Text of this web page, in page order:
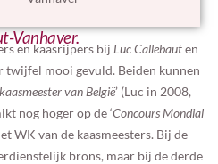
Vanhaver.
en kaasrijpers bij Luc Callebauten
twijfel mooi gevuld. Beiden kunnen
van België’ (Luc in 2008,
nog hoger op de ‘Concours Mondial
WK van de kaasmeesters. Bij de
brons, maar bij de derde